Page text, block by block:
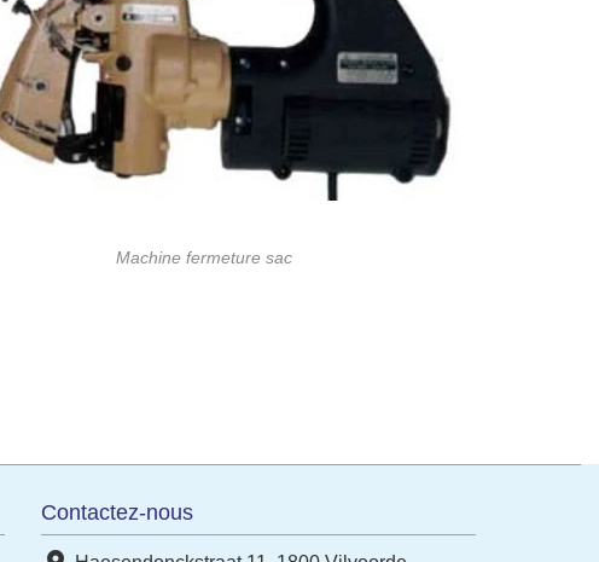
Machine fermeture sac
Contactez-nous